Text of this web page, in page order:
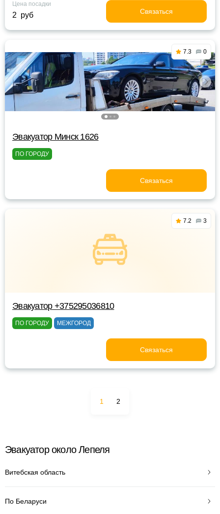
Цена посадки
2 руб Связаться
7.3 0
Эвакуатор Минск 1626
ПО ГОРОДУ
Связаться
7.2 3
Эвакуатор +375295036810
ПО ГОРОДУ МЕЖГОРОД
Связаться
1 2
Эвакуатор около Лепеля
Витебская область
По Беларуси